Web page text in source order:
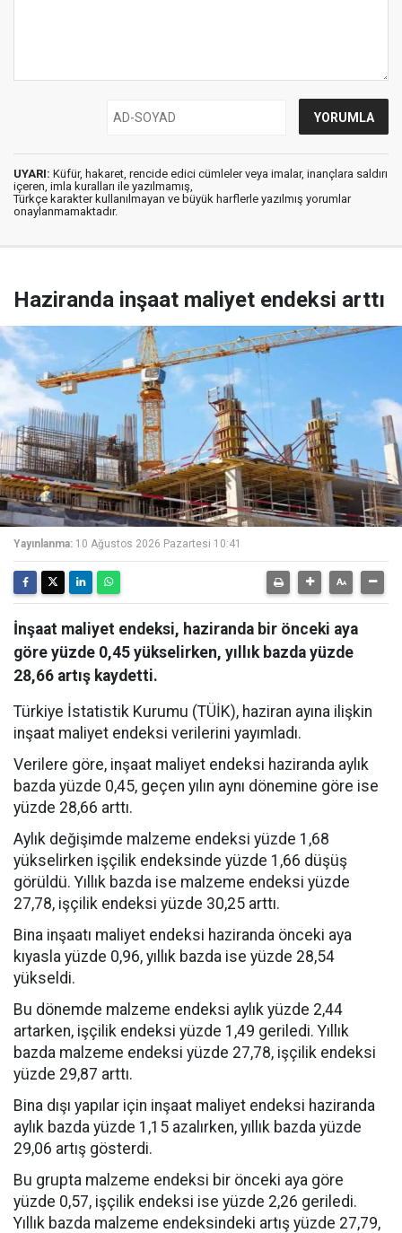
UYARI: Küfür, hakaret, rencide edici cümleler veya imalar, inançlara saldırı
içeren, imla kuralları ile yazılmamış,
Türkçe karakter kullanılmayan ve büyük harflerle yazılmış yorumlar
onaylanmamaktadır.
Haziranda inşaat maliyet endeksi arttı
Yayınlanma: 10 Ağustos 2026 Pazartesi 10:41
İnşaat maliyet endeksi, haziranda bir önceki aya
göre yüzde 0,45 yükselirken, yıllık bazda yüzde
28,66 artış kaydetti.
Türkiye İstatistik Kurumu (TÜİK), haziran ayına ilişkin
inşaat maliyet endeksi verilerini yayımladı.
Verilere göre, inşaat maliyet endeksi haziranda aylık
bazda yüzde 0,45, geçen yılın aynı dönemine göre ise
yüzde 28,66 arttı.
Aylık değişimde malzeme endeksi yüzde 1,68
yükselirken işçilik endeksinde yüzde 1,66 düşüş
görüldü. Yıllık bazda ise malzeme endeksi yüzde
27,78, işçilik endeksi yüzde 30,25 arttı.
Bina inşaatı maliyet endeksi haziranda önceki aya
kıyasla yüzde 0,96, yıllık bazda ise yüzde 28,54
yükseldi.
Bu dönemde malzeme endeksi aylık yüzde 2,44
artarken, işçilik endeksi yüzde 1,49 geriledi. Yıllık
bazda malzeme endeksi yüzde 27,78, işçilik endeksi
yüzde 29,87 arttı.
Bina dışı yapılar için inşaat maliyet endeksi haziranda
aylık bazda yüzde 1,15 azalırken, yıllık bazda yüzde
29,06 artış gösterdi.
Bu grupta malzeme endeksi bir önceki aya göre
yüzde 0,57, işçilik endeksi ise yüzde 2,26 geriledi.
Yıllık bazda malzeme endeksindeki artış yüzde 27,79,